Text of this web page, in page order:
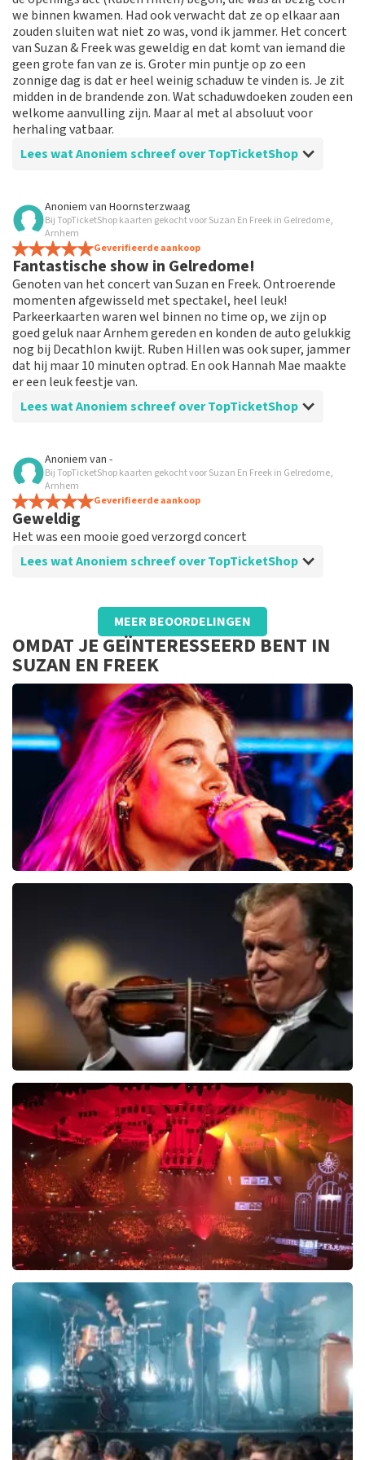
we binnen kwamen. Had ook verwacht dat ze op elkaar aan
zouden sluiten wat niet zo was, vond ik jammer. Het concert
van Suzan & Freek was geweldig en dat komt van iemand die
geen grote fan van ze is. Groter min puntje op zo een
zonnige dag is dat er heel weinig schaduw te vinden is. Je zit
midden in de brandende zon. Wat schaduwdoeken zouden een
welkome aanvulling zijn. Maar al met al absoluut voor
herhaling vatbaar.
Lees wat Anoniem schreef over TopTicketShop
Beoordeling van Anoniem over
3 sterren voor gedaan wat het moest
doen
3 sterren voor gedaan wat het moest doen, maar niks
extras, het voorprogramma met Ruben Hillen was niet
vermeld tot op de dag zelf waarom we nog twijfelden
hoe laat weg te gaan
Anoniem van Hoornsterzwaag
Bij TopTicketShop kaarten gekocht voor Suzan En Freek in Gelredome,
Arnhem
Geverifieerde aankoop
Fantastische show in Gelredome!
Genoten van het concert van Suzan en Freek. Ontroerende
momenten afgewisseld met spectakel, heel leuk!
Parkeerkaarten waren wel binnen no time op, we zijn op
goed geluk naar Arnhem gereden en konden de auto gelukkig
nog bij Decathlon kwijt. Ruben Hillen was ook super, jammer
dat hij maar 10 minuten optrad. En ook Hannah Mae maakte
er een leuk feestje van.
Lees wat Anoniem schreef over TopTicketShop
Beoordeling van Anoniem over
Prima geïnformeerd
Anoniem van -
Bij TopTicketShop kaarten gekocht voor Suzan En Freek in Gelredome,
Arnhem
Geverifieerde aankoop
Geweldig
Het was een mooie goed verzorgd concert
Lees wat Anoniem schreef over TopTicketShop
Beoordeling van Anoniem overTopTicketShop
Prima geregeld alles
Super
MEER BEOORDELINGEN
OMDAT JE GEÏNTERESSEERD BENT IN
SUZAN EN FREEK
BEKIJKEN
Andre Rieu
5618+reviews
BEKIJKEN
Vrienden Van Amstel Live
1252+reviews
BEKIJKEN